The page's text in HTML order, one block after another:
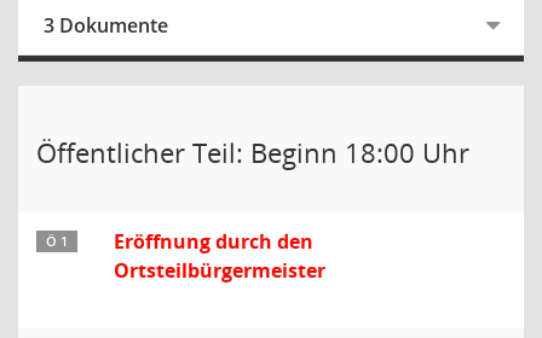
3 Dokumente
Öffentlicher Teil: Beginn 18:00 Uhr
Ö 1
Eröffnung durch den
Ortsteilbürgermeister